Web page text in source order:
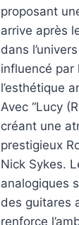
proposant
arrive après
dans
influencé
l’esthétique
Avec “Lucy
créant une
prestigieux
Nick Sykes.
analogiques
des guitares
renforce